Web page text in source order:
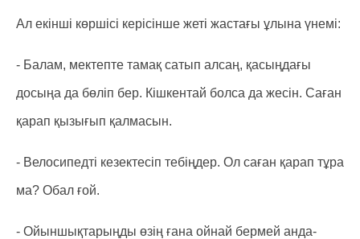
Ал екінші көршісі керісінше жеті жастағы ұлына үнемі:
- Балам, мектепте тамақ сатып алсаң, қасыңдағы
досыңа да бөліп бер. Кішкентай болса да жесін. Саған
қарап қызығып қалмасын.
- Велосипедті кезектесіп тебіңдер. Ол саған қарап тұра
ма? Обал ғой.
- Ойыншықтарыңды өзің ғана ойнай бермей анда-